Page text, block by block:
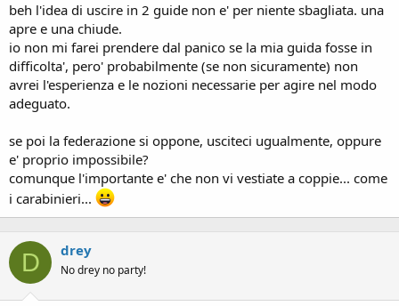
beh l'idea di uscire in 2 guide non e' per niente sbagliata. una
apre e una chiude.
io non mi farei prendere dal panico se la mia guida fosse in
difficolta', pero' probabilmente (se non sicuramente) non
avrei l'esperienza e le nozioni necessarie per agire nel modo
adeguato.
se poi la federazione si oppone, usciteci ugualmente, oppure
e' proprio impossibile?
comunque l'importante e' che non vi vestiate a coppie... come
i carabinieri...
D drey
No drey no party!